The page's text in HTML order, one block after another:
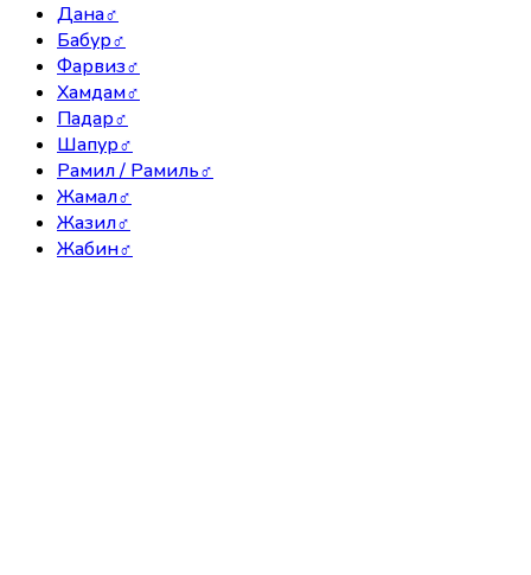
Дана♂
Бабур♂
Фарвиз♂
Хамдам♂
Падар♂
Шапур♂
Рамил / Рамиль♂
Жамал♂
Жазил♂
Жабин♂